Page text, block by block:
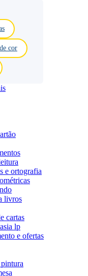
cor
e ortografia
livros
cartas
lp
e ofertas